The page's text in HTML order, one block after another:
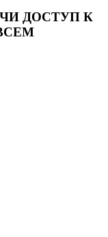
ДОСТУП К